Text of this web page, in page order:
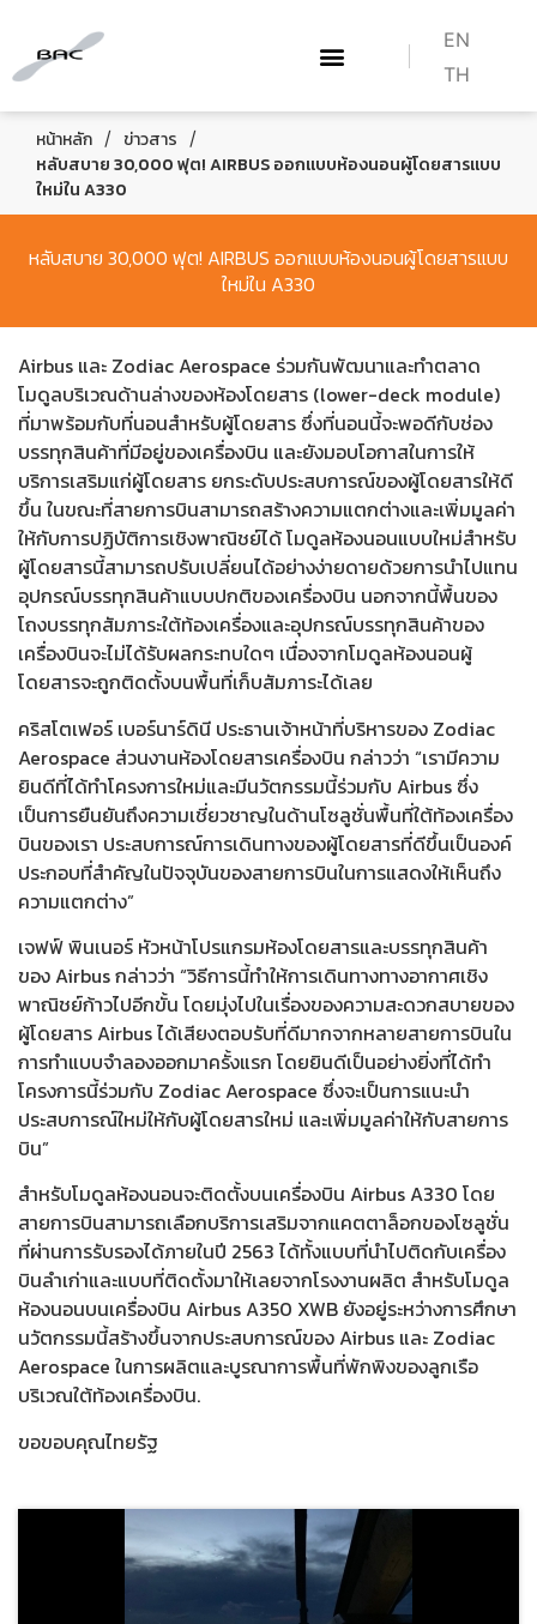
EN
TH
หน้าหลัก / ข่าวสาร /
หลับสบาย 30,000 ฟุต! AIRBUS ออกแบบห้องนอนผู้โดยสารแบบ
ใหม่ใน A330
หลับสบาย 30,000 ฟุต! AIRBUS ออกแบบห้องนอนผู้โดยสารแบบ
ใหม่ใน A330
Airbus และ Zodiac Aerospace ร่วมกันพัฒนาและทำตลาด
โมดูลบริเวณด้านล่างของห้องโดยสาร (lower-deck module)
ที่มาพร้อมกับที่นอนสำหรับผู้โดยสาร ซึ่งที่นอนนี้จะพอดีกับช่อง
บรรทุกสินค้าที่มีอยู่ของเครื่องบิน และยังมอบโอกาสในการให้
บริการเสริมแก่ผู้โดยสาร ยกระดับประสบการณ์ของผู้โดยสารให้ดี
ขึ้น ในขณะที่สายการบินสามารถสร้างความแตกต่างและเพิ่มมูลค่า
ให้กับการปฏิบัติการเชิงพาณิชย์ได้ โมดูลห้องนอนแบบใหม่สำหรับ
ผู้โดยสารนี้สามารถปรับเปลี่ยนได้อย่างง่ายดายด้วยการนำไปแทน
อุปกรณ์บรรทุกสินค้าแบบปกติของเครื่องบิน นอกจากนี้พื้นของ
โถงบรรทุกสัมภาระใต้ท้องเครื่องและอุปกรณ์บรรทุกสินค้าของ
เครื่องบินจะไม่ได้รับผลกระทบใดๆ เนื่องจากโมดูลห้องนอนผู้
โดยสารจะถูกติดตั้งบนพื้นที่เก็บสัมภาระได้เลย
คริสโตเฟอร์ เบอร์นาร์ดินี ประธานเจ้าหน้าที่บริหารของ Zodiac
Aerospace ส่วนงานห้องโดยสารเครื่องบิน กล่าวว่า “เรามีความ
ยินดีที่ได้ทำโครงการใหม่และมีนวัตกรรมนี้ร่วมกับ Airbus ซึ่ง
เป็นการยืนยันถึงความเชี่ยวชาญในด้านโซลูชั่นพื้นที่ใต้ท้องเครื่อง
บินของเรา ประสบการณ์การเดินทางของผู้โดยสารที่ดีขึ้นเป็นองค์
ประกอบที่สำคัญในปัจจุบันของสายการบินในการแสดงให้เห็นถึง
ความแตกต่าง”
เจฟฟ์ พินเนอร์ หัวหน้าโปรแกรมห้องโดยสารและบรรทุกสินค้า
ของ Airbus กล่าวว่า “วิธีการนี้ทำให้การเดินทางทางอากาศเชิง
พาณิชย์ก้าวไปอีกขั้น โดยมุ่งไปในเรื่องของความสะดวกสบายของ
ผู้โดยสาร Airbus ได้เสียงตอบรับที่ดีมากจากหลายสายการบินใน
การทำแบบจำลองออกมาครั้งแรก โดยยินดีเป็นอย่างยิ่งที่ได้ทำ
โครงการนี้ร่วมกับ Zodiac Aerospace ซึ่งจะเป็นการแนะนำ
ประสบการณ์ใหม่ให้กับผู้โดยสารใหม่ และเพิ่มมูลค่าให้กับสายการ
บิน”
สำหรับโมดูลห้องนอนจะติดตั้งบนเครื่องบิน Airbus A330 โดย
สายการบินสามารถเลือกบริการเสริมจากแคตตาล็อกของโซลูชั่น
ที่ผ่านการรับรองได้ภายในปี 2563 ได้ทั้งแบบที่นำไปติดกับเครื่อง
บินลำเก่าและแบบที่ติดตั้งมาให้เลยจากโรงงานผลิต สำหรับโมดูล
ห้องนอนบนเครื่องบิน Airbus A350 XWB ยังอยู่ระหว่างการศึกษา
นวัตกรรมนี้สร้างขึ้นจากประสบการณ์ของ Airbus และ Zodiac
Aerospace ในการผลิตและบูรณาการพื้นที่พักพิงของลูกเรือ
บริเวณใต้ท้องเครื่องบิน.
ขอขอบคุณไทยรัฐ